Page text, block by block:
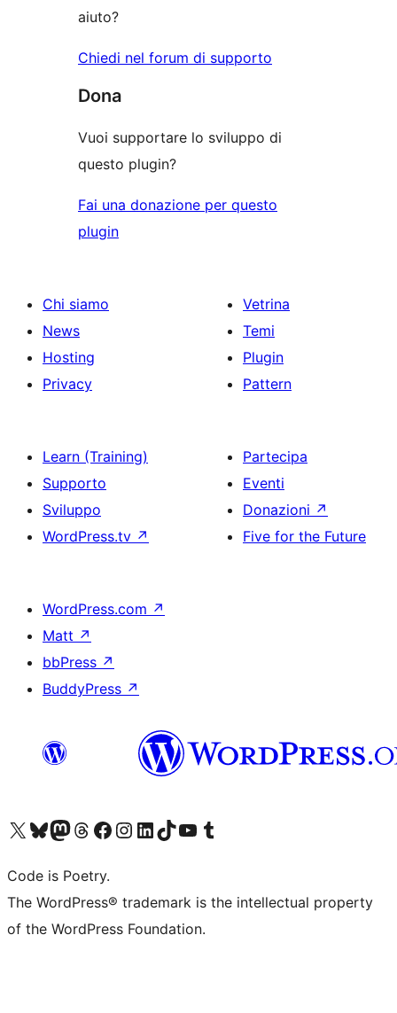
aiuto?
Chiedi nel forum di supporto
Dona
Vuoi supportare lo sviluppo di
questo plugin?
Fai una donazione per questo
plugin
Chi siamo
News
Hosting
Privacy
Vetrina
Temi
Plugin
Pattern
Learn (Training)
Supporto
Sviluppo
WordPress.tv ↗
Partecipa
Eventi
Donazioni ↗
Five for the Future
WordPress.com ↗
Matt ↗
bbPress ↗
BuddyPress ↗
Visita il nostro account X (ex Twitter)
Visita il nostro account Bluesky
Visita il nostro account Mastodon
Visita il nostro account Threads
Visita la nostra pagina Facebook
Visita il nostro account Instagram
Visita il nostro account LinkedIn
Visita il nostro account TikTok
Visita il nostro canale YouTube
Visita il nostro account Tumblr
Code is Poetry.
The WordPress® trademark is the intellectual property
of the WordPress Foundation.